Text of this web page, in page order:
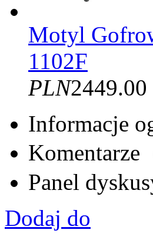
Motyl
1102F
PLN2449.00
Informacje
Komentarze
Panel
Dodaj do